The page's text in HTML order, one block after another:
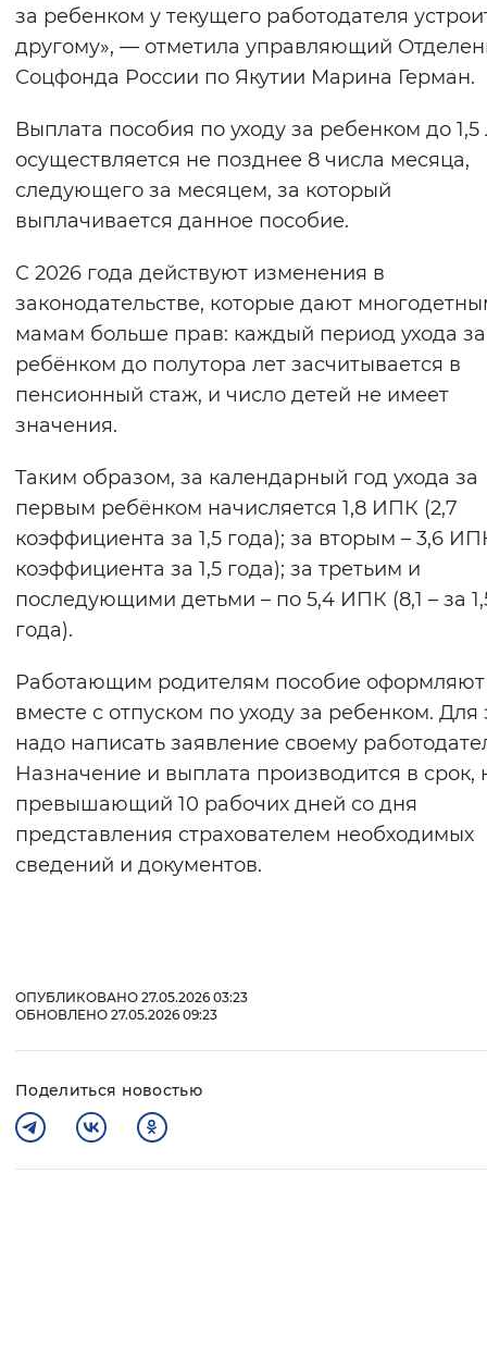
за ребенком у текущего работодателя
другому», — отметила управляющий
Соцфонда России по Якутии Марина Герман.
Выплата пособия по уходу за ребенком до 1,5
осуществляется не позднее 8 числа месяца,
следующего за месяцем, за который
выплачивается данное пособие.
С 2026 года действуют изменения в
законодательстве, которые дают
мамам больше прав: каждый период ухода за
ребёнком до полутора лет засчитывается в
пенсионный стаж, и число детей не имеет
значения.
Таким образом, за календарный год ухода за
первым ребёнком начисляется 1,8 ИПК (2,7
коэффициента за 1,5 года); за вторым – 3,6
коэффициента за 1,5 года); за третьим и
последующими детьми – по 5,4 ИПК (8,1 – за
года).
Работающим родителям пособие оформляют
вместе с отпуском по уходу за ребенком. Для
надо написать заявление своему
Назначение и выплата производится в срок,
превышающий 10 рабочих дней со дня
представления страхователем необходимых
сведений и документов.
ОПУБЛИКОВАНО 27.05.2026 03:23
ОБНОВЛЕНО 27.05.2026 09:23
Поделиться новостью